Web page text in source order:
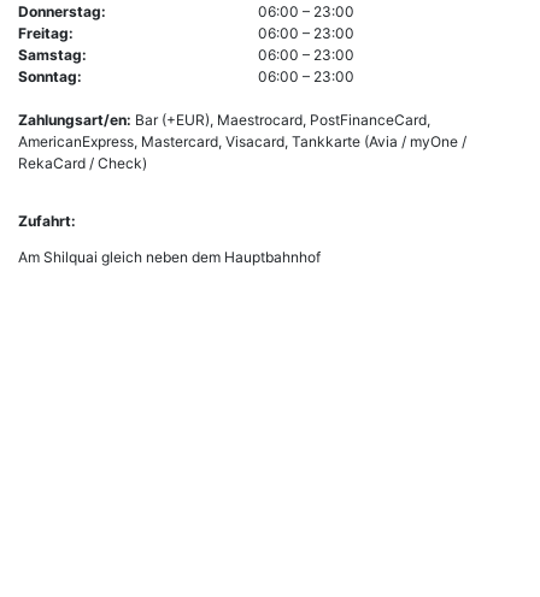
Donnerstag:
06:00 – 23:00
Freitag:
06:00 – 23:00
Samstag:
06:00 – 23:00
Sonntag:
06:00 – 23:00
Zahlungsart/en: Bar (+EUR), Maestrocard, PostFinanceCard,
AmericanExpress, Mastercard, Visacard, Tankkarte (Avia / myOne /
RekaCard / Check)
Zufahrt:
Am Shilquai gleich neben dem Hauptbahnhof